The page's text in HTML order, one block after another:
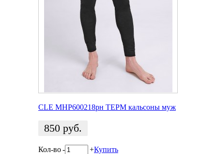
CLE MHP600218рн ТЕРМ кальсоны муж
850 руб.
Кол-во- +Купить